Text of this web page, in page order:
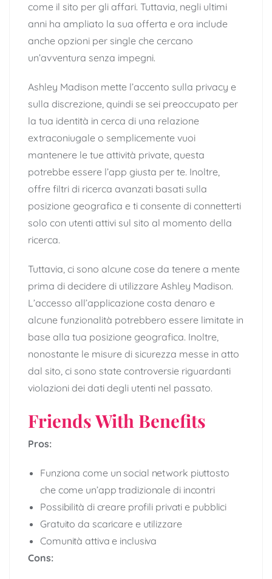
come il sito per gli affari. Tuttavia, negli ultimi
anni ha ampliato la sua offerta e ora include
anche opzioni per single che cercano
un’avventura senza impegni.
Ashley Madison mette l’accento sulla privacy e
sulla discrezione, quindi se sei preoccupato per
la tua identità in cerca di una relazione
extraconiugale o semplicemente vuoi
mantenere le tue attività private, questa
potrebbe essere l’app giusta per te. Inoltre,
offre filtri di ricerca avanzati basati sulla
posizione geografica e ti consente di connetterti
solo con utenti attivi sul sito al momento della
ricerca.
Tuttavia, ci sono alcune cose da tenere a mente
prima di decidere di utilizzare Ashley Madison.
L’accesso all’applicazione costa denaro e
alcune funzionalità potrebbero essere limitate in
base alla tua posizione geografica. Inoltre,
nonostante le misure di sicurezza messe in atto
dal sito, ci sono state controversie riguardanti
violazioni dei dati degli utenti nel passato.
Friends With Benefits
Pros:
Funziona come un social network piuttosto
che come un’app tradizionale di incontri
Possibilità di creare profili privati e pubblici
Gratuito da scaricare e utilizzare
Comunità attiva e inclusiva
Cons: